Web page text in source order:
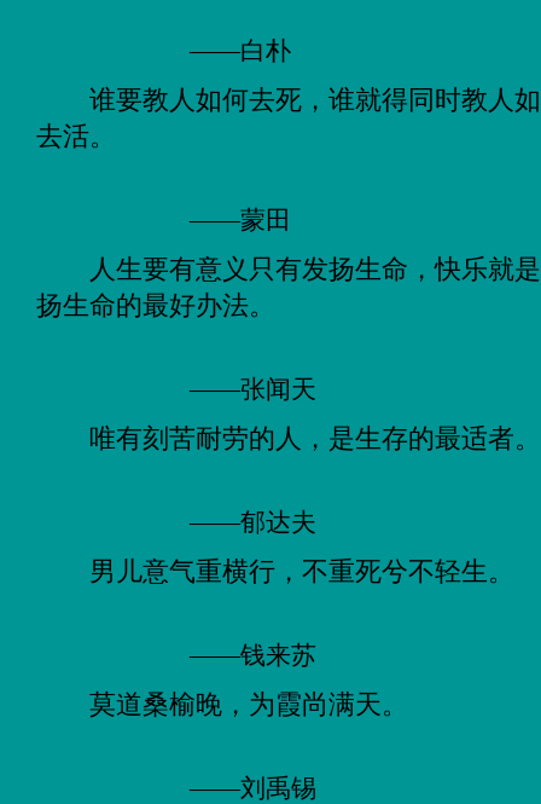
——白朴
谁要教人如何去死，谁就得同时教人
去活。
——蒙田
人生要有意义只有发扬生命，快乐就
扬生命的最好办法。
——张闻天
唯有刻苦耐劳的人，是生存的最适者。
——郁达夫
男儿意气重横行，不重死兮不轻生。
——钱来苏
莫道桑榆晚，为霞尚满天。
——刘禹锡